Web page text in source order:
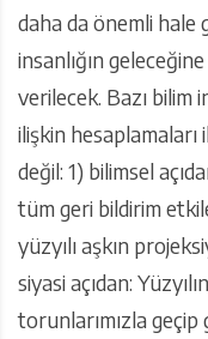
daha da önemli hale
insanlığın
verilecek. Bazı bilim
ilişkin
değil: 1) bilimsel
tüm geri bildirim
yüzyılı aşkın
siyasi açıdan:
torunlarımızla geçip